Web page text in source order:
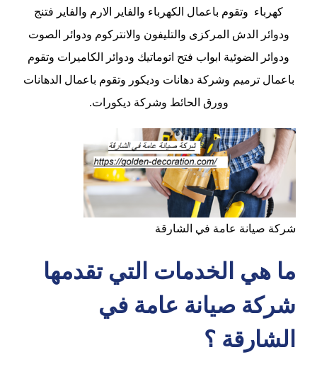
كهرباء وتقوم باعمال الكهرباء والفاير الارم والفاير فتنج
ودوائر الدش المركزى والتليفون والانتركوم ودوائر الصوت
ودوائر الضوئية ابواب فتح اتوماتيك ودوائر الكاميرات وتقوم
باعمال ترميم وشركة دهانات وديكور وتقوم باعمال الدهانات
وورق الحائط وشركة ديكورات.
شركة صيانة عامة في الشارقة
ما هي الخدمات التي تقدمها
شركة صيانة عامة في
الشارقة ؟